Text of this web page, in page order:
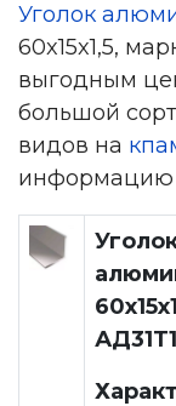
Уголок
60x15x1,5,
выгодным
большой
видов на
информацию
АД31Т1